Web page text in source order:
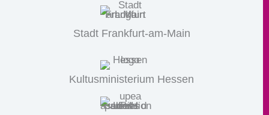
Stadt Frankfurt-am-Main
Kultusministerium Hessen